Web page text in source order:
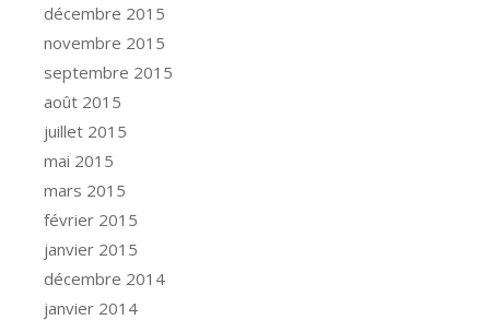
décembre 2015
novembre 2015
septembre 2015
août 2015
juillet 2015
mai 2015
mars 2015
février 2015
janvier 2015
décembre 2014
janvier 2014